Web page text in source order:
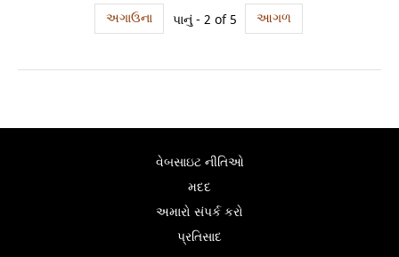
અગાઉના પાનું - 2 of 5 આગળ
વેબસાઇટ નીતિઓ
મદદ
અમારો સંપર્ક કરો
પ્રતિસાદ